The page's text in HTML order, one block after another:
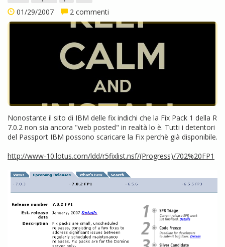
01/29/2007 2 commenti
Nonostante il sito di IBM delle fix indichi che la Fix Pack 1 della R
7.0.2 non sia ancora "web posted" in realtà lo è. Tutti i detentori
del Passport IBM possono scaricare la Fix perchè già disponibile.
http://www-10.lotus.com/ldd/r5fixlist.nsf/(Progress)/702%20FP1